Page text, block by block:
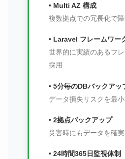
• Multi AZ 構成
複数拠点での冗長化で
• Laravel フレームワー
世界的に実績のあるフ
採用
• 5分毎のDBバックアッ
データ損失リスクを最
• 2拠点バックアップ
災害時にもデータを確
• 24時間365日監視体制